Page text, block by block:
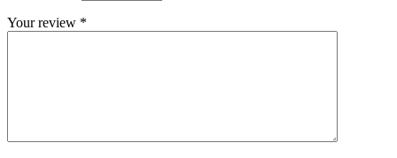
Your review *